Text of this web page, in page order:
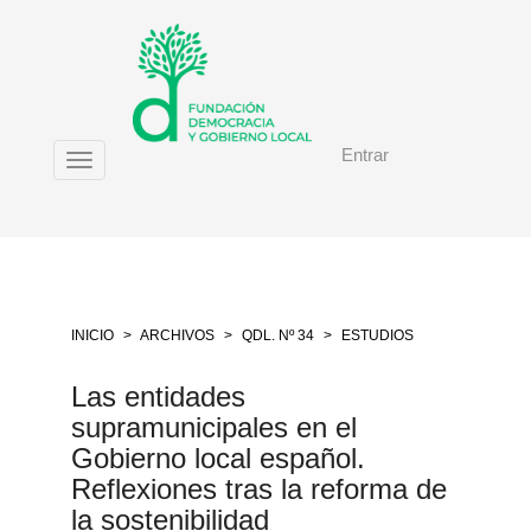
Navegación
Entrar
Toggle
INICIO ARCHIVOS QDL. Nº 34 ESTUDIOS
Las entidades
supramunicipales en el
Gobierno local español.
Reflexiones tras la reforma de
la sostenibilidad